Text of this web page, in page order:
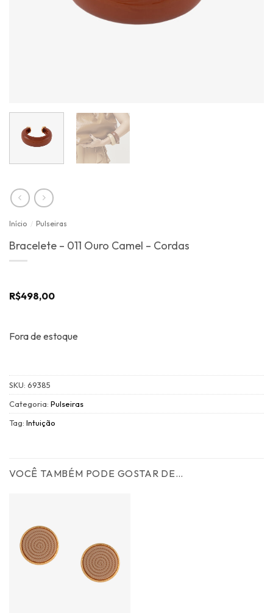
Início / Pulseiras
Bracelete – 011 Ouro Camel – Cordas
R$498,00
Fora de estoque
SKU: 69385
Categoria: Pulseiras
Tag: Intuição
VOCÊ TAMBÉM PODE GOSTAR DE…